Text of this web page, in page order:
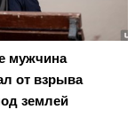
мужчина
от взрыва
землей